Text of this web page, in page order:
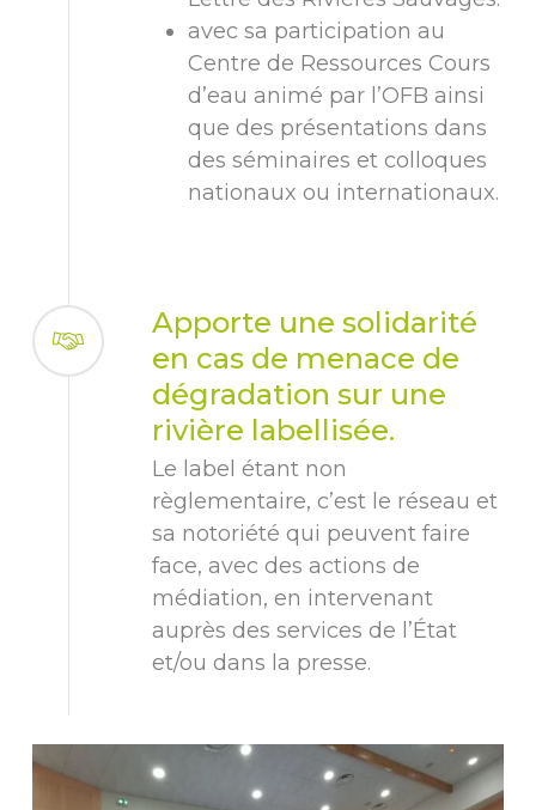
avec sa participation au
Centre de Ressources Cours
d’eau animé par l’OFB ainsi
que des présentations dans
des séminaires et colloques
nationaux ou internationaux.
Apporte une solidarité
en cas de menace de
dégradation sur une
rivière labellisée.
Le label étant non
règlementaire, c’est le réseau et
sa notoriété qui peuvent faire
face, avec des actions de
médiation, en intervenant
auprès des services de l’État
et/ou dans la presse.